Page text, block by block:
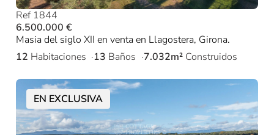
Ref 1844
6.500.000 €
Masia del siglo XII en venta en Llagostera, Girona.
12 Habitaciones 13 Baños 7.032m² Construidos
EN EXCLUSIVA